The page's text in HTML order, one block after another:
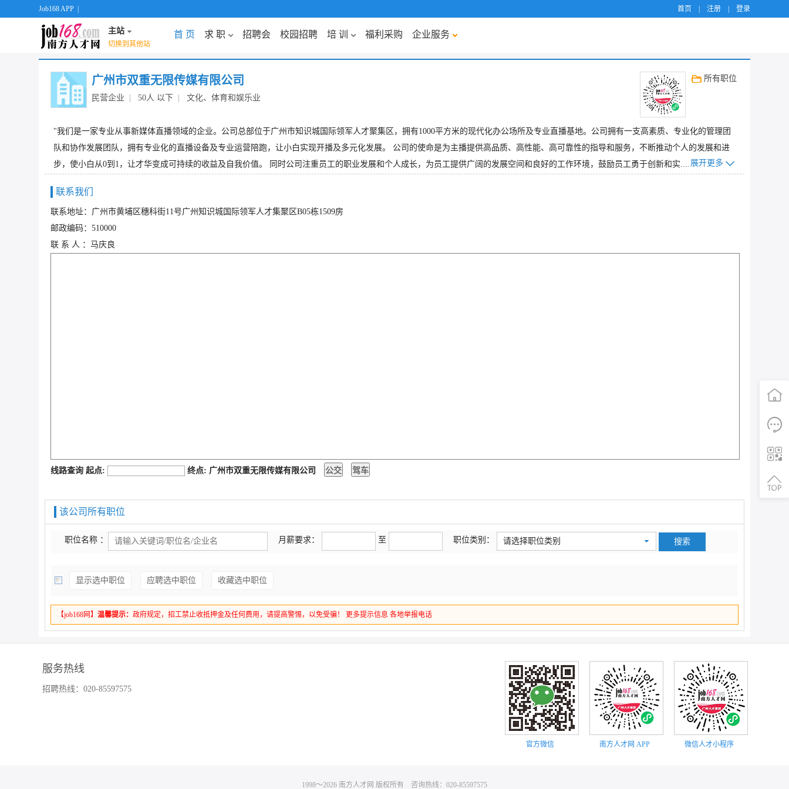
Job168 APP 首页 注册 登录
主站
切换到其他站
首 页 求 职 招聘会 校园招聘 培 训 福利采购 企业服务
广州市双重无限传媒有限公司
民营企业 50人 以下 文化、体育和娱乐业
所有职位
"我们是一家专业从事新媒体直播领域的企业。公司总部位于广州市知识城国际领军人才聚集区，拥有1000平方米的现代化办公场所及专业直播基地。公司拥有一支高素质、专业化的管理团
队和协作发展团队，拥有专业化的直播设备及专业运营陪跑，让小白实现开播及多元化发展。 公司的使命是为主播提供高品质、高性能、高可靠性的指导和服务，不断推动个人的发展和进
步，使小白从0到1，让才华变成可持续的收益及自我价值。 同时公司注重员工的职业发展和个人成长，为员工提供广阔的发展空间和良好的工作环境，鼓励员工勇于创新和实......展开更多
联系我们
联系地址：广州市黄埔区穗科街11号广州知识城国际领军人才集聚区B05栋1509房
邮政编码：510000
联 系 人 ：马庆良
线路查询 起点: 终点: 广州市双重无限传媒有限公司
该公司所有职位
职位名称 ： 月薪要求： 至 职位类别： 请选择职位类别
显示选中职位 应聘选中职位 收藏选中职位
【job168网】 温馨提示： 政府规定，招工禁止收抵押金及任何费用，请提高警惕，以免受骗！ 更多提示信息 各地举报电话
服务热线
招聘热线：020-85597575
微信人才小程序
南方人才网 APP
官方微信
1998～2026 南方人才网 版权所有 咨询热线：020-85597575
二维码